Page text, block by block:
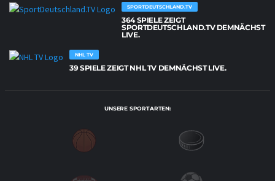
SPORTDEUTSCHLAND.TV
364 SPIELE ZEIGT
SPORTDEUTSCHLAND.TV DEMNÄCHST
LIVE.
NHL TV
39 SPIELE ZEIGT NHL TV DEMNÄCHST LIVE.
UNSERE SPORTARTEN: